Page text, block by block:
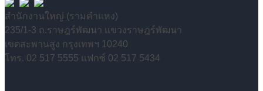
สำนักงานใหญ่ (รามคำแหง)
235/1-3 ถ.ราษฎร์พัฒนา แขวงราษฎร์พัฒนา
เขตสะพานสูง กรุงเทพฯ 10240
โทร. 02 517 5555 แฟกซ์ 02 517 5434